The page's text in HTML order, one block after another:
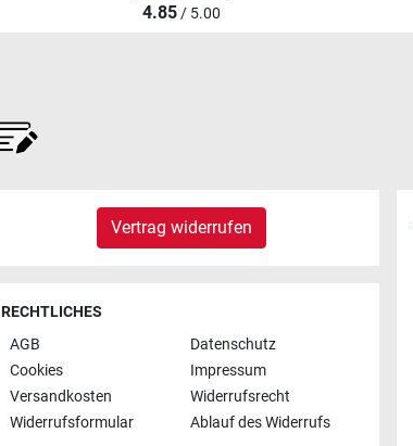
4.85/ 5.00
Vertrag widerrufen
RECHTLICHES
AGB
Datenschutz
Cookies
Impressum
Versandkosten
Widerrufsrecht
Widerrufsformular
Ablauf des Widerrufs